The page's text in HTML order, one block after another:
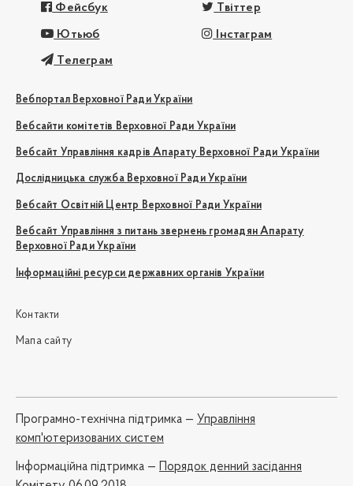
Фейсбук Твіттер
Ютьюб Інстаграм
Телеграм
Вебпортал Верховної Ради України
Вебсайти комітетів Верховної Ради України
Вебсайт Управління кадрів Апарату Верховної Ради України
Дослідницька служба Верховної Ради України
Вебсайт Освітній Центр Верховної Ради України
Вебсайт Управління з питань звернень громадян Апарату
Верховної Ради України
Інформаційні ресурси державних органів України
Контакти
Мапа сайту
Програмно-технічна підтримка — Управління
комп'ютеризованих систем
Iнформаційна підтримка —
Порядок денний засідання